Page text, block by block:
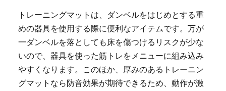
トレーニングマットは、ダンベルをはじめとする重
めの器具を使用する際に便利なアイテムです。万が
一ダンベルを落としても床を傷つけるリスクが少な
いので、器具を使った筋トレをメニューに組み込み
やすくなります。このほか、厚みのあるトレーニン
グマットなら防音効果が期待できるため、動作が激